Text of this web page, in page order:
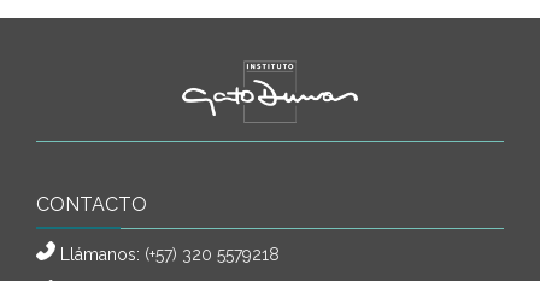
CONTACTO
Llámanos: (+57) 320 5579218